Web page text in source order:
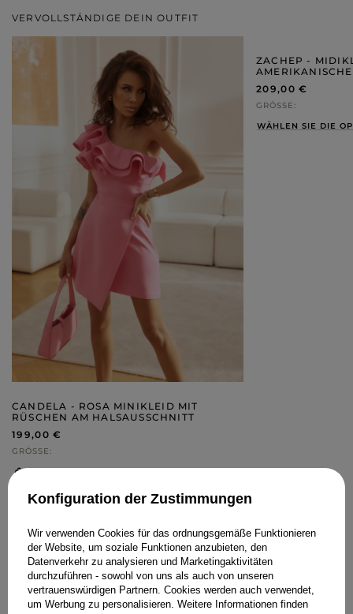
VERVOLLSTÄNDIGE DEIN OUTFIT
CANDELA - ROSA MINIKLEID MIT
RÜSCHEN AM HALSAUSSCHNITT
199,00 €
GRÖSSE
IN DEN WARENKORB
ZACHEP -
209,00 €
GRÖSSE
WÄHLEN SIE DIE
STYLING KAUFEN
HINTERLASSEN SIE IHR FEEDBACK
TEILEN SIE IHRE MEINUNG
Konfiguration der Zustimmungen
Wir verwenden Cookies für das ordnungsgemäße Funktionieren
der Website, um soziale Funktionen anzubieten, den
Datenverkehr zu analysieren und Marketingaktivitäten
durchzuführen - sowohl von uns als auch von unseren
vertrauenswürdigen Partnern. Cookies werden auch verwendet,
um Werbung zu personalisieren. Weitere Informationen finden